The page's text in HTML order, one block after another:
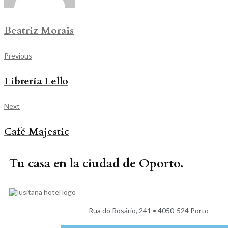
Beatriz Morais
Previous
Librería Lello
Next
Café Majestic
Tu casa en la ciudad de Oporto.
Rua do Rosário, 241 • 4050-524 Porto